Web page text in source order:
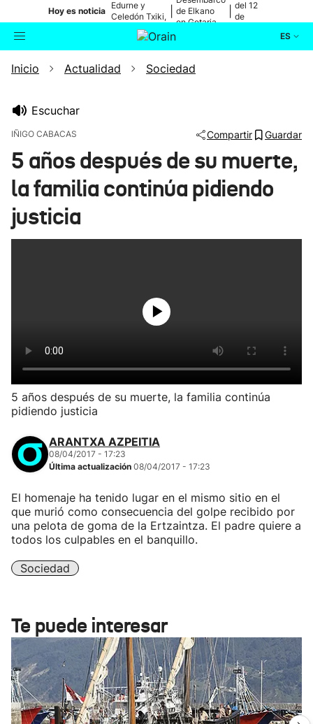
Hoy es noticia
Edurne y
Celedón Txiki,
en directo
de Elkano
en Getaria
del 12
de
ES
Buscador Actualidad
Ikusmiran
Inicio Actualidad Sociedad
Escuchar
IÑIGO CABACAS Compartir Guardar
5 años después de su muerte,
la familia continúa pidiendo
justicia
5 años después de su muerte, la familia continúa
pidiendo justicia
ARANTXA AZPEITIA
08/04/2017 - 17:23
Última actualización 08/04/2017 - 17:23
El homenaje ha tenido lugar en el mismo sitio en el
que murió como consecuencia del golpe recibido por
una pelota de goma de la Ertzaintza. El padre quiere a
todos los culpables en el banquillo.
Sociedad
Te puede interesar